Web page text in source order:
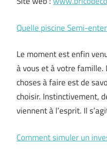
Quelle piscine Semi-
Le moment est enfin
à vous et à votre famille.
choses à faire est de
choisir. Instinctivement,
viennent à l’esprit. Il
Comment simuler un